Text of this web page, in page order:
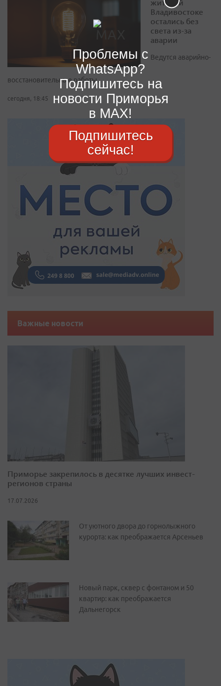
жителей
Владивостоке
остались без
света из-за
аварии
Ведутся аварийно-
восстановительные работы.
сегодня, 18:45
Важные новости
Приморье закрепилось в десятке лучших инвест-
регионов страны
17.07.2026
От уютного двора до горнолыжного
курорта: как преображается Арсеньев
Новый парк, сквер с фонтаном и 50
квартир: как преображается
Дальнегорск
Проблемы с
WhatsApp?
Подпишитесь на
новости Приморья
в MAX!
Подпишитесь
сейчас!